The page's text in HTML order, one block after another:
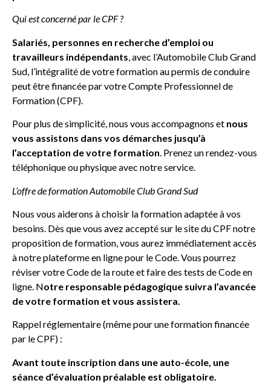
Qui est concerné par le CPF ?
Salariés, personnes en recherche d’emploi ou
travailleurs indépendants , avec l’Automobile Club Grand
Sud, l’intégralité de votre formation au permis de conduire
peut être financée par votre Compte Professionnel de
Formation (CPF).
Pour plus de simplicité, nous vous accompagnons et nous
vous assistons dans vos démarches jusqu’à
l’acceptation de votre formation. Prenez un rendez-vous
téléphonique ou physique avec notre service.
L’offre de formation Automobile Club Grand Sud
Nous vous aiderons à choisir la formation adaptée à vos
besoins. Dès que vous avez accepté sur le site du CPF notre
proposition de formation, vous aurez immédiatement accès
à notre plateforme en ligne pour le Code. Vous pourrez
réviser votre Code de la route et faire des tests de Code en
ligne. Notre responsable pédagogique suivra l’avancée
de votre formation et vous assistera.
Rappel réglementaire (même pour une formation financée
par le CPF) :
Avant toute inscription dans une auto-école, une
séance d’évaluation préalable est obligatoire.